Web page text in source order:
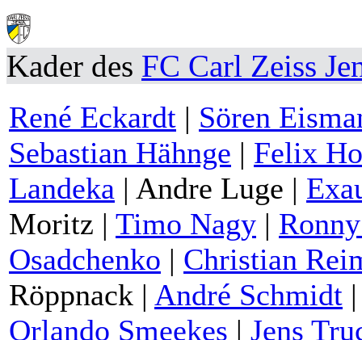
Kader des FC Carl Zeiss
René Eckardt | Sören
Sebastian Hähnge | Felix
Landeka | Andre Luge |
Moritz | Timo Nagy |
Osadchenko | Christian
Röppnack | André Schmidt
Orlando Smeekes | Jens